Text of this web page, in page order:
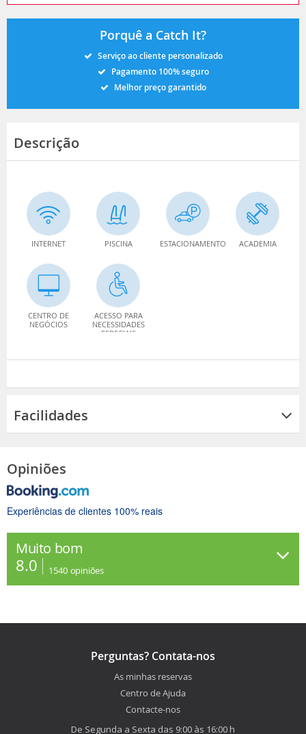
Porquê a Catch It?
Serviço ao cliente personalizado
Pagamento 100% seguro
Melhor preço garantido
Descrição
INTERNET PISCINA ESTACIONAMENTO ACADEMIA
CENTRO DE
NEGÓCIOS
ACESSO PARA
NECESSIDADES
ESPECIAIS
Facilidades
Opiniões
Experiências de clientes 100% reais
Muito bom
8.0 1540 opiniões
Perguntas? Contata-nos
As minhas reservas
Centro de Ajuda
Contacte-nos
De Segunda a Sexta das 9:00 às 16:00 h